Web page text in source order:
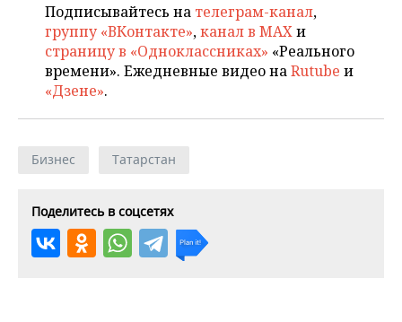
Подписывайтесь на телеграм-канал,
группу «ВКонтакте»,канал в MAXи
страницу в «Одноклассниках» «Реального
времени». Ежедневные видео наRutube и
«Дзене».
Бизнес Татарстан
Поделитесь в соцсетях